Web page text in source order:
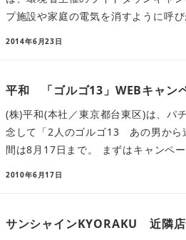
プ施設や家庭の電気を消すように呼
2014年6月23日
平和 「ゴルゴ13」WEBキャン
(株)平和(本社／東京都台東区)は、パ
念して「2人のゴルゴ13 あの男から
間は8月17日まで。 まずはキャンペ
2010年6月17日
サンシャインKYORAKU 近隣